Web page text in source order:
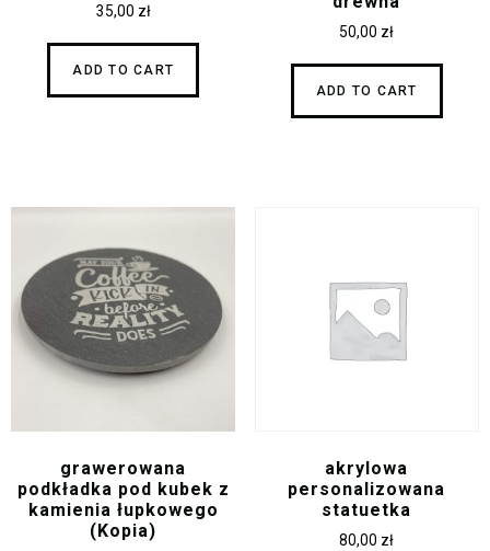
35,00 zł
ADD TO CART
50,00 zł
ADD TO CART
grawerowana
podkładka pod kubek z
kamienia łupkowego
(Kopia)
akrylowa
personalizowana
statuetka
80,00 zł